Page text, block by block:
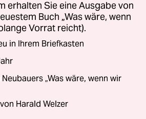
erhalten Sie eine Ausgabe von
Buch „Was wäre, wenn
Vorrat reicht).
in Ihrem Briefkasten
„Was wäre, wenn wir
Harald Welzer